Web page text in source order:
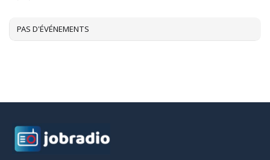
PAS D'ÉVÉNEMENTS